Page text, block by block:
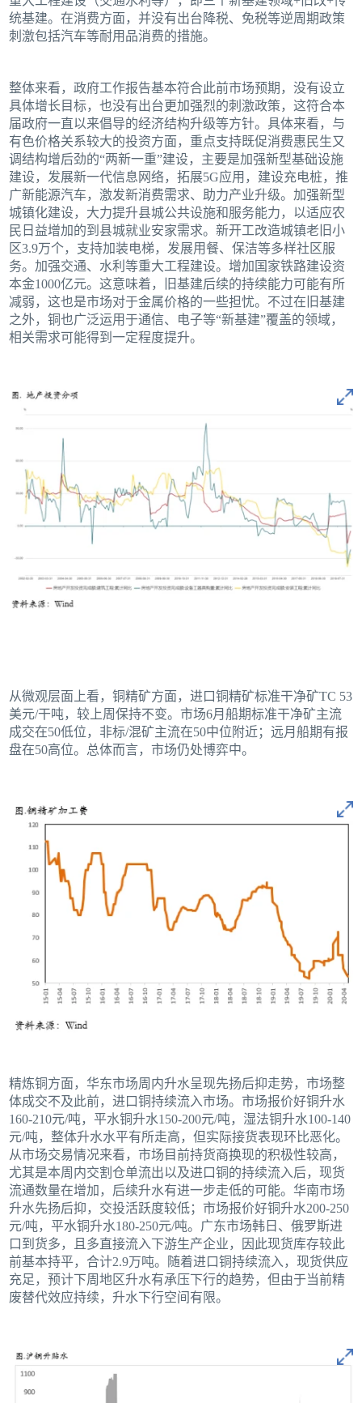
统基建。在消费方面，并没有出台降税、免税等逆周期政策
刺激包括汽车等耐用品消费的措施。
整体来看，政府工作报告基本符合此前市场预期，没有设立
具体增长目标，也没有出台更加强烈的刺激政策，这符合本
届政府一直以来倡导的经济结构升级等方针。具体来看，与
有色价格关系较大的投资方面，重点支持既促消费惠民生又
调结构增后劲的“两新一重”建设，主要是加强新型基础设施
建设，发展新一代信息网络，拓展5G应用，建设充电桩，推
广新能源汽车，激发新消费需求、助力产业升级。加强新型
城镇化建设，大力提升县城公共设施和服务能力，以适应农
民日益增加的到县城就业安家需求。新开工改造城镇老旧小
区3.9万个，支持加装电梯，发展用餐、保洁等多样社区服
务。加强交通、水利等重大工程建设。增加国家铁路建设资
本金1000亿元。这意味着，旧基建后续的持续能力可能有所
减弱，这也是市场对于金属价格的一些担忧。不过在旧基建
之外，铜也广泛运用于通信、电子等“新基建”覆盖的领域，
相关需求可能得到一定程度提升。
从微观层面上看，铜精矿方面，进口铜精矿标准干净矿TC 53
美元/干吨，较上周保持不变。市场6月船期标准干净矿主流
成交在50低位，非标/混矿主流在50中位附近；远月船期有报
盘在50高位。总体而言，市场仍处博弈中。
精炼铜方面，华东市场周内升水呈现先扬后抑走势，市场整
体成交不及此前，进口铜持续流入市场。市场报价好铜升水
160-210元/吨，平水铜升水150-200元/吨，湿法铜升水100-140
元/吨，整体升水水平有所走高，但实际接货表现环比恶化。
从市场交易情况来看，市场目前持货商换现的积极性较高，
尤其是本周内交割仓单流出以及进口铜的持续流入后，现货
流通数量在增加，后续升水有进一步走低的可能。华南市场
升水先扬后抑，交投活跃度较低；市场报价好铜升水200-250
元/吨，平水铜升水180-250元/吨。广东市场韩日、俄罗斯进
口到货多，且多直接流入下游生产企业，因此现货库存较此
前基本持平，合计2.9万吨。随着进口铜持续流入，现货供应
充足，预计下周地区升水有承压下行的趋势，但由于当前精
废替代效应持续，升水下行空间有限。